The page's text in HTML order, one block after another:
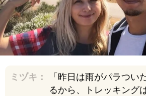
ミヅキ：
「昨日は雨がパラつい
るから、トレッキング